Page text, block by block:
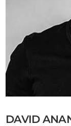
DAVID